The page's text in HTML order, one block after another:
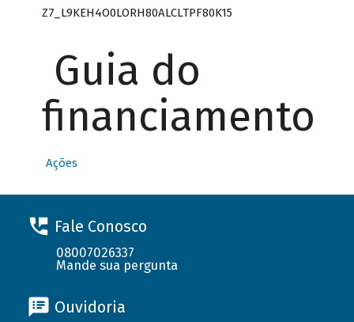
Z7_L9KEH4O0LORH80ALCLTPF80K15
Guia do
financiamento
Ações
Fale Conosco
08007026337
Mande sua pergunta
Ouvidoria